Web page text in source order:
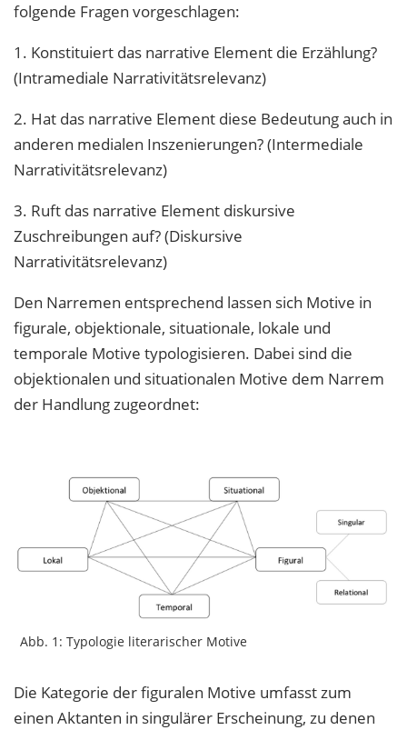
folgende Fragen vorgeschlagen:
1. Konstituiert das narrative Element die Erzählung?
(Intramediale Narrativitätsrelevanz)
2. Hat das narrative Element diese Bedeutung auch in
anderen medialen Inszenierungen? (Intermediale
Narrativitätsrelevanz)
3. Ruft das narrative Element diskursive
Zuschreibungen auf? (Diskursive
Narrativitätsrelevanz)
Den Narremen entsprechend lassen sich Motive in
figurale, objektionale, situationale, lokale und
temporale Motive typologisieren. Dabei sind die
objektionalen und situationalen Motive dem Narrem
der Handlung zugeordnet:
Abb. 1: Typologie literarischer Motive
Die Kategorie der figuralen Motive umfasst zum
einen Aktanten in singulärer Erscheinung, zu denen